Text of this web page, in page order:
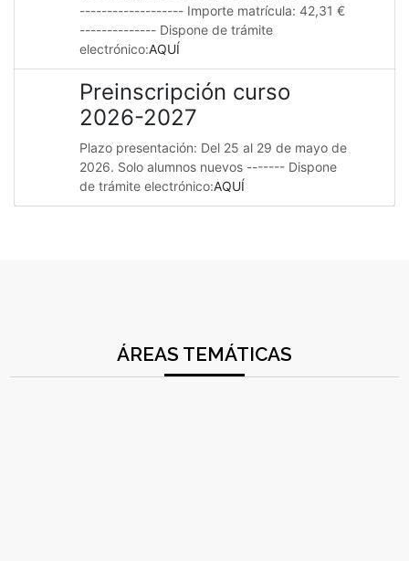
------------------- Importe matrícula: 42,31 €
-------------- Dispone de trámite
electrónico:AQUÍ
Preinscripción curso
2026-2027
Plazo presentación: Del 25 al 29 de mayo de
2026. Solo alumnos nuevos ------- Dispone
de trámite electrónico:AQUÍ
ÁREAS TEMÁTICAS